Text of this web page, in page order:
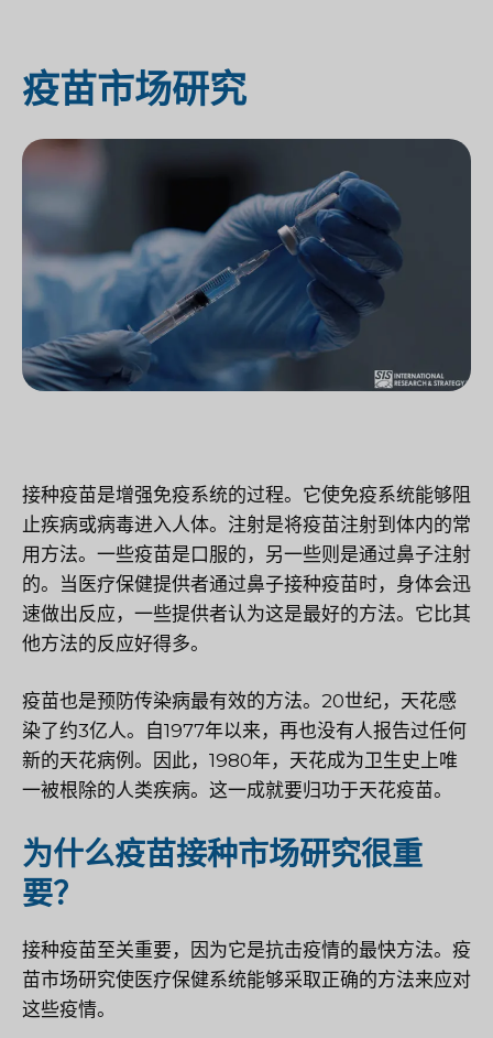
疫苗市场研究
接种疫苗是增强免疫系统的过程。它使免疫系统能够阻
止疾病或病毒进入人体。注射是将疫苗注射到体内的常
用方法。一些疫苗是口服的，另一些则是通过鼻子注射
的。当医疗保健提供者通过鼻子接种疫苗时，身体会迅
速做出反应，一些提供者认为这是最好的方法。它比其
他方法的反应好得多。
疫苗也是预防传染病最有效的方法。20世纪，天花感
染了约3亿人。自1977年以来，再也没有人报告过任何
新的天花病例。因此，1980年，天花成为卫生史上唯
一被根除的人类疾病。这一成就要归功于天花疫苗。
为什么疫苗接种市场研究很重
要？
接种疫苗至关重要，因为它是抗击疫情的最快方法。疫
苗市场研究使医疗保健系统能够采取正确的方法来应对
这些疫情。